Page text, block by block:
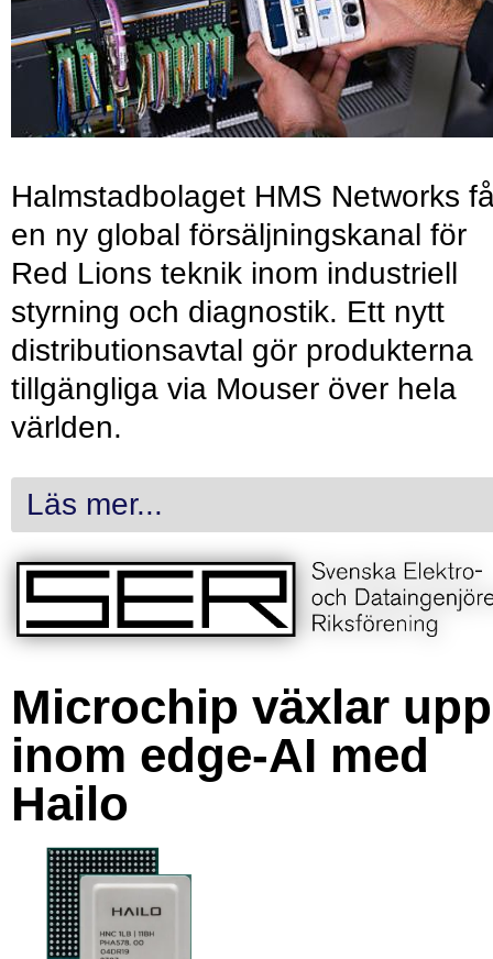
Halmstadbolaget HMS Networks
en ny global försäljningskanal för
Red Lions teknik inom industriell
styrning och diagnostik. Ett nytt
distributionsavtal gör produkterna
tillgängliga via Mouser över hela
världen.
Läs mer...
Microchip växlar upp
inom edge-AI med
Hailo